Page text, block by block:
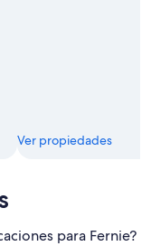
Ver propiedades
para Fernie?